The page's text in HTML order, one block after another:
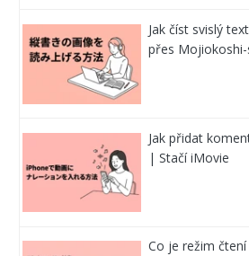
Jak číst svislý
přes
Jak přidat
| Stačí iMovie
Co je režim